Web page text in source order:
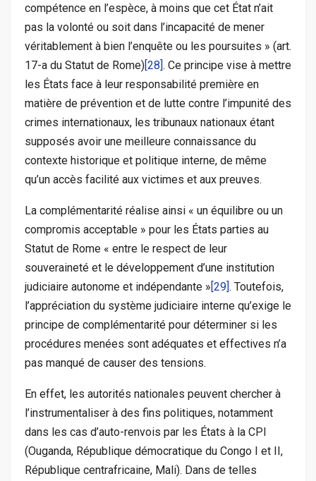
compétence en l’espèce, à moins que cet État n’ait
pas la volonté ou soit dans l’incapacité de mener
véritablement à bien l’enquête ou les poursuites » (art.
17-a du Statut de Rome)[28]. Ce principe vise à mettre
les États face à leur responsabilité première en
matière de prévention et de lutte contre l’impunité des
crimes internationaux, les tribunaux nationaux étant
supposés avoir une meilleure connaissance du
contexte historique et politique interne, de même
qu’un accès facilité aux victimes et aux preuves.
La complémentarité réalise ainsi « un équilibre ou un
compromis acceptable » pour les États parties au
Statut de Rome « entre le respect de leur
souveraineté et le développement d’une institution
judiciaire autonome et indépendante »[29]. Toutefois,
l’appréciation du système judiciaire interne qu’exige le
principe de complémentarité pour déterminer si les
procédures menées sont adéquates et effectives n’a
pas manqué de causer des tensions.
En effet, les autorités nationales peuvent chercher à
l’instrumentaliser à des fins politiques, notamment
dans les cas d’auto-renvois par les États à la CPI
(Ouganda, République démocratique du Congo I et II,
République centrafricaine, Mali). Dans de telles